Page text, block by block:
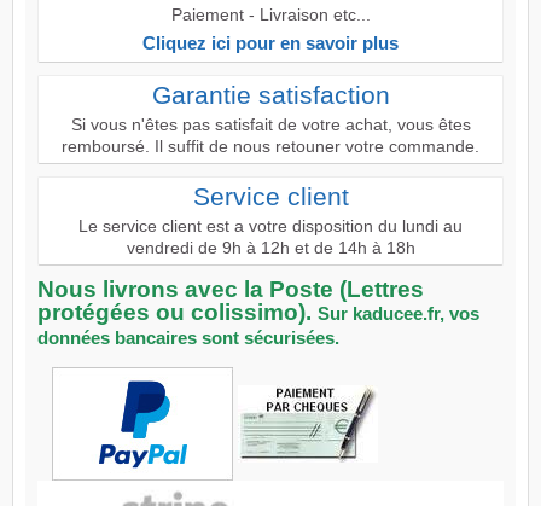
Paiement - Livraison etc...
Cliquez ici pour en savoir plus
Garantie satisfaction
Si vous n'êtes pas satisfait de votre achat, vous êtes
remboursé. Il suffit de nous retouner votre commande.
Service client
Le service client est a votre disposition du lundi au
vendredi de 9h à 12h et de 14h à 18h
Nous livrons avec la Poste (Lettres
protégées ou colissimo). Sur kaducee.fr, vos
données bancaires sont sécurisées.